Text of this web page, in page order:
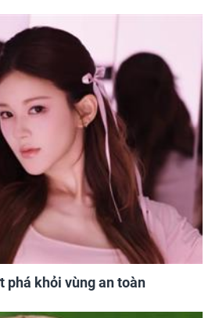
phá khỏi vùng an toàn